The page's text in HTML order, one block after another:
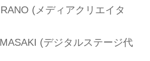
(メディアクリエイタ
(デジタルステージ代